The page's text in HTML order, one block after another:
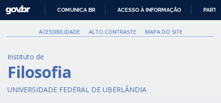
PARA
O
GOVBR
COMUNICA BR ACESSO À INFORMAÇÃO
ACESSIBILIDADE ALTO CONTRASTE MAPA DO SITE
Instituto de
Filosofia
UNIVERSIDADE FEDERAL DE UBERLÂNDIA